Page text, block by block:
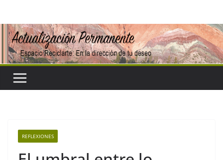
contenido
REFLEXIONES